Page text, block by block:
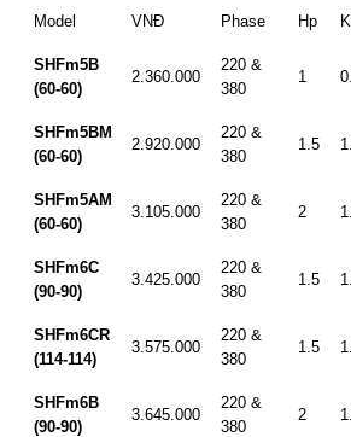
Model VNĐ Phase Hp
SHFm5B
(60-60)
2.360.000
220 &
380
1
SHFm5BM
(60-60)
2.920.000
220 &
380
1.5
SHFm5AM
(60-60)
3.105.000
220 &
380
2
SHFm6C
(90-90)
3.425.000
220 &
380
1.5
SHFm6CR
(114-114)
3.575.000
220 &
380
1.5
SHFm6B
(90-90)
3.645.000
220 &
380
2